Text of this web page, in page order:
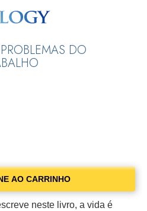
DO
AO CARRINHO
neste livro, a vida é